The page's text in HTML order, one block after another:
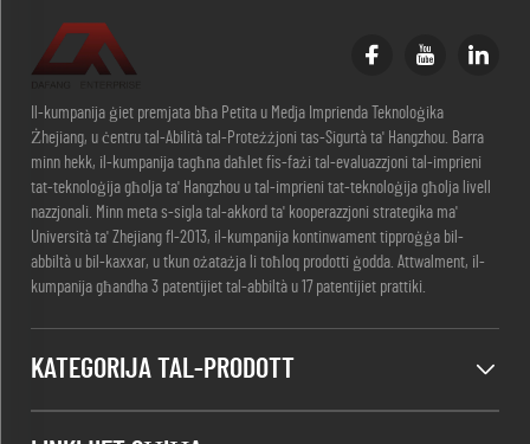
Il-kumpanija ġiet premjata bħa Petita u Medja Imprienda Teknoloġika
Żhejiang, u ċentru tal-Abilità tal-Proteżżjoni tas-Sigurtà ta' Hangzhou. Barra
minn hekk, il-kumpanija tagħna daħlet fis-fażi tal-evaluazzjoni tal-imprieni
tat-teknoloġija għolja ta' Hangzhou u tal-imprieni tat-teknoloġija għolja livell
nazzjonali. Minn meta s-sigla tal-akkord ta' kooperazzjoni strategika ma'
Università ta' Zhejiang fl-2013, il-kumpanija kontinwament tipproġġa bil-
abbiltà u bil-kaxxar, u tkun ożatażja li toħloq prodotti ġodda. Attwalment, il-
kumpanija għandha 3 patentijiet tal-abbiltà u 17 patentijiet prattiki.
KATEGORIJA TAL-PRODOTT